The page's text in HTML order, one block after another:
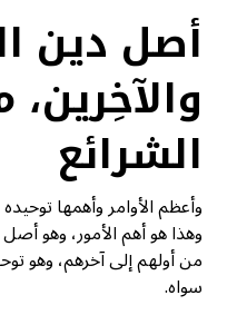
أصل دين
الشرائع
وأعظم الأوامر وأهمها
وهذا هو أهم الأمور، وهو
من أولهم إلى آخرهم، وهو
سواه.